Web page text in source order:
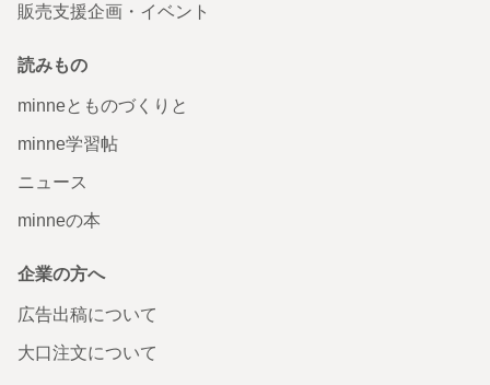
販売支援企画・イベント
読みもの
minneとものづくりと
minne学習帖
ニュース
minneの本
企業の方へ
広告出稿について
大口注文について